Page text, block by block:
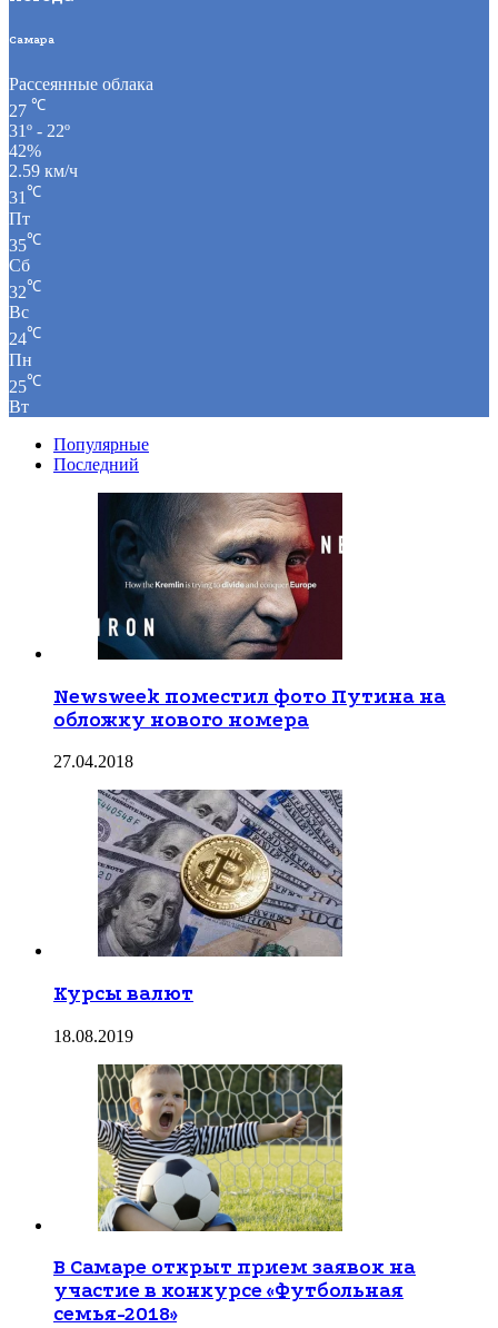
Самара
Рассеянные облака
27 ℃
31º - 22º
42%
2.59 км/ч
31℃
Пт
35℃
Сб
32℃
Вс
24℃
Пн
25℃
Вт
Популярные
Последний
Newsweek поместил фото Путина на
обложку нового номера
27.04.2018
Курсы валют
18.08.2019
В Самаре открыт прием заявок на
участие в конкурсе «Футбольная
семья-2018»